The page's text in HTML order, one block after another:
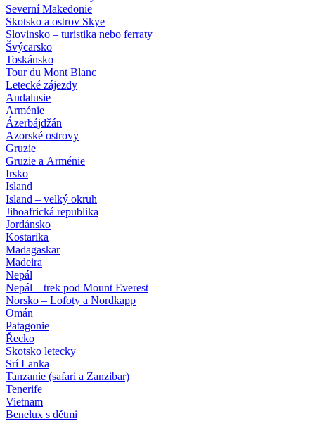
Severní Makedonie
Skotsko a ostrov Skye
Slovinsko – turistika nebo ferraty
Švýcarsko
Toskánsko
Tour du Mont Blanc
Letecké zájezdy
Andalusie
Arménie
Ázerbájdžán
Azorské ostrovy
Gruzie
Gruzie a Arménie
Irsko
Island
Island – velký okruh
Jihoafrická republika
Jordánsko
Kostarika
Madagaskar
Madeira
Nepál
Nepál – trek pod Mount Everest
Norsko – Lofoty a Nordkapp
Omán
Patagonie
Řecko
Skotsko letecky
Srí Lanka
Tanzanie (safari a Zanzibar)
Tenerife
Vietnam
Benelux s dětmi